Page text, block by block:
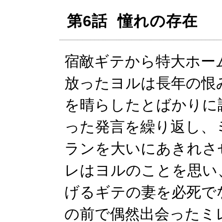
第6話 憧れの存在
宿敵ギテから特大ホー
放ったヨルは長年の恨
を晴らしたとばかりに
った発言を繰り返し、
ランを大いにあきれ
レはヨルのことを思
げるギテの妻を必死
の前で偶然出会った